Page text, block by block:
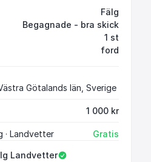
Fälg
Begagnade - bra skick
1 st
ford
Götalands län, Sverige
1 000 kr
· Landvetter Gratis
Landvetter